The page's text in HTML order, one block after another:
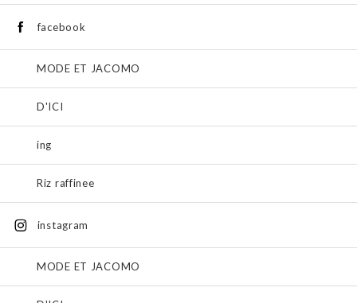
facebook
MODE ET JACOMO
D'ICI
ing
Riz raffinee
instagram
MODE ET JACOMO